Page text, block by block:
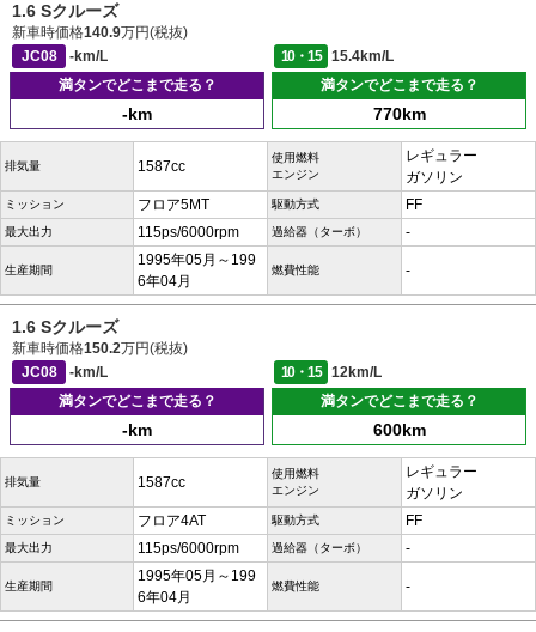
1.6 Sクルーズ
新車時価格140.9万円(税抜)
JC08
-km/L 10・15
15.4km/L
満タンでどこまで走る？
-km
満タンでどこまで走る？
770km
排気量 1587cc
使用燃料
エンジン
レギュラー
ガソリン
ミッション フロア5MT 駆動方式 FF
最大出力 115ps/6000rpm 過給器（ターボ） -
生産期間
1995年05月～199
6年04月
燃費性能 -
1.6 Sクルーズ
新車時価格150.2万円(税抜)
JC08
-km/L 10・15
12km/L
満タンでどこまで走る？
-km
満タンでどこまで走る？
600km
排気量 1587cc
使用燃料
エンジン
レギュラー
ガソリン
ミッション フロア4AT 駆動方式 FF
最大出力 115ps/6000rpm 過給器（ターボ） -
生産期間
1995年05月～199
6年04月
燃費性能 -